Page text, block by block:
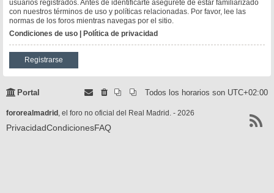
usuarios registrados. Antes de identificarte asegúrete de estar familiarizado
con nuestros términos de uso y políticas relacionadas. Por favor, lee las
normas de los foros mientras navegas por el sitio.
Condiciones de uso | Política de privacidad
Registrarse
Portal Todos los horarios son UTC+02:00
fororealmadrid , el foro no oficial del Real Madrid. - 2026
PrivacidadCondicionesFAQ